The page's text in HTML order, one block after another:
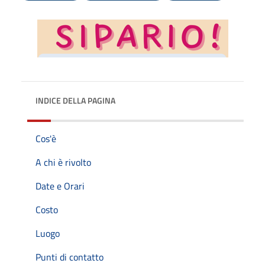
INDICE DELLA PAGINA
Cos'è
A chi è rivolto
Date e Orari
Costo
Luogo
Punti di contatto